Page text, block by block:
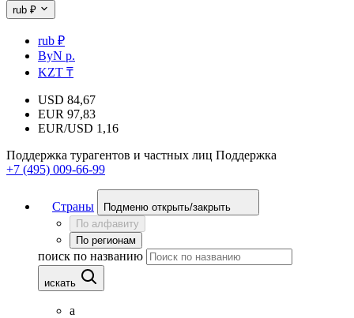
rub ₽
rub ₽
ByN р.
KZT ₸
USD 84,67
EUR 97,83
EUR/USD 1,16
Поддержка турагентов и частных лиц Поддержка
+7 (495) 009-66-99
Страны
Подменю открыть/закрыть
По алфавиту
По регионам
поиск по названию
искать
а